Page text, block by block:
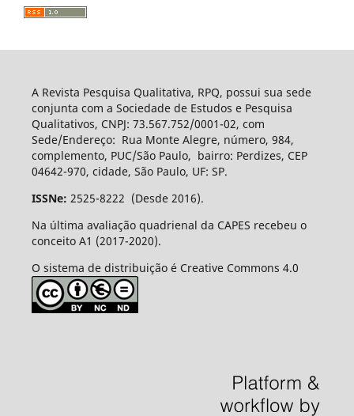
A Revista Pesquisa Qualitativa, RPQ, possui sua sede
conjunta com a Sociedade de Estudos e Pesquisa
Qualitativos, CNPJ: 73.567.752/0001-02, com
Sede/Endereço: Rua Monte Alegre, número, 984,
complemento, PUC/São Paulo, bairro: Perdizes, CEP
04642-970, cidade, São Paulo, UF: SP.
ISSNe: 2525-8222 (Desde 2016).
Na última avaliação quadrienal da CAPES recebeu o
conceito A1 (2017-2020).
O sistema de distribuição é Creative Commons 4.0